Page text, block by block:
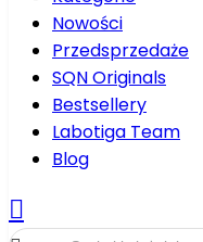
Nowości
Przedsprzedaże
SQN Originals
Bestsellery
Labotiga Team
Blog
